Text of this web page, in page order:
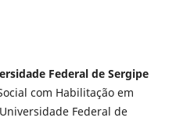
Federal de Sergipe
com Habilitação em
Federal de